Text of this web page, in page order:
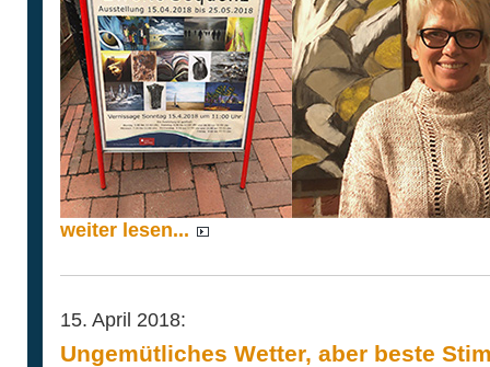
weiter lesen...
15. April 2018:
Ungemütliches Wetter, aber beste